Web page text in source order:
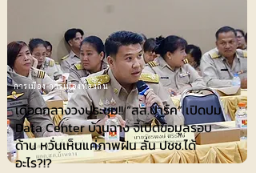
เดือดกลางวงประชุม!! “สส.ปาร์ค” เปิดปม
Data Center บ้านฉาง จี้เปิดข้อมูลรอบ
ด้าน หวั่นเห็นแค่ภาพฝัน ลั่น ปชช.ได้
อะไร?!?
การเมือง-การเมืองท้องถิ่น